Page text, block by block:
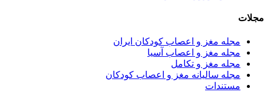
مجلات
مجله مغز و اعصاب کودکان ایران
مجله مغز و اعصاب آسیا
مجله مغز و تکامل
مجله سالیانه مغز و اعصاب کودکان
مستندات